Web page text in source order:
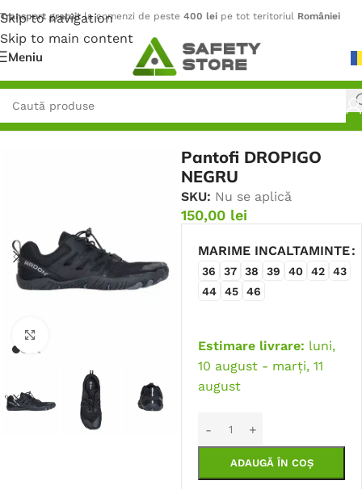
Skip to navigation
Skip to main content
Transport gratuitla comenzi de peste 400 lei pe tot teritoriul României
Meniu
Prima pagină/Încălțăminte
Pantofi DROPIGO
NEGRU
SKU: Nu se aplică
150,00 lei
MARIME INCALTAMINTE
36 37 38 39 40 42
43
44
45 46
Estimare livrare: luni,
10 august - marți, 11
august
ADAUGĂ ÎN COȘ